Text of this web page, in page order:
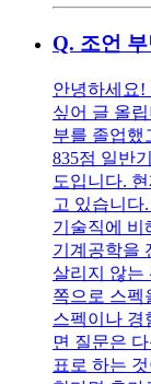
Q. 조언
안녕하세요!
싶어 글 올
부를 졸업했
835점 일반
도입니다.
고 있습니다
기술직에 비
기계공학을
살리지 않는
쪽으로 스펙
스펙이나 경
면 질문은
표로 하는